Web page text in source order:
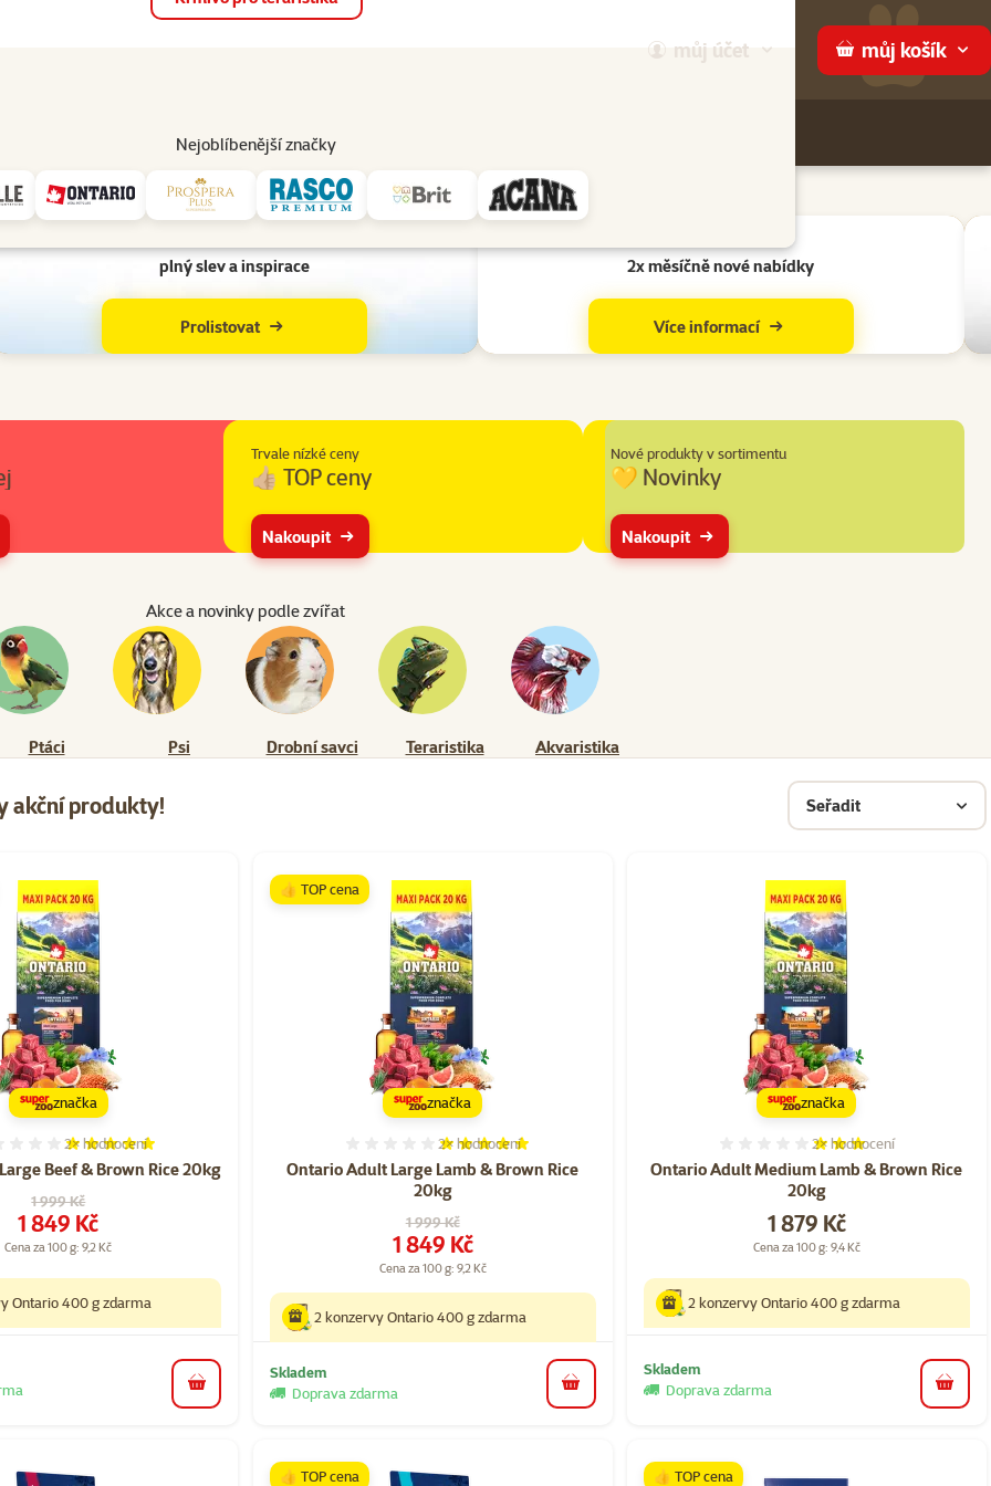
můj účet můj košík
Nejoblíbenější značky
Prodejny Služby
🔥 Akce a novinky
plný slev a inspirace
Prolistovat
2x měsíčně nové nabídky
Více informací
Trvale nízké ceny
👍🏼 TOP ceny
Nakoupit
Nové produkty v sortimentu
💛 Novinky
Nakoupit
Akce a novinky podle zvířat
Ptáci Psi Drobní savci Teraristika Akvaristika
akční produkty! Seřadit
Beef & Brown Rice 20kg
Hodnocení 100%, počet hodnocení: 2
2× hodnocení
Původní cena
1 999 Kč
Cena
1 849 Kč
Cena za 100 g: 9,2 Kč
značka
Ontario 400 g zdarma
do košíku
Ontario Adult Large Lamb & Brown Rice
20kg
Hodnocení 100%, počet hodnocení: 2
2× hodnocení
Původní cena
1 999 Kč
Cena
1 849 Kč
Cena za 100 g: 9,2 Kč
👍 TOP cena
značka
2 konzervy Ontario 400 g zdarma
Skladem
Doprava zdarma
do košíku
Ontario Adult Medium Lamb & Brown Rice
20kg
Hodnocení 60%, počet
2× hodnocení
Cena
1 879 Kč
Cena za 100 g: 9,4 Kč
značka
2 konzervy Ontario 400 g zdarma
Skladem
Doprava zdarma
do
👍 TOP cena 👍 TOP cena